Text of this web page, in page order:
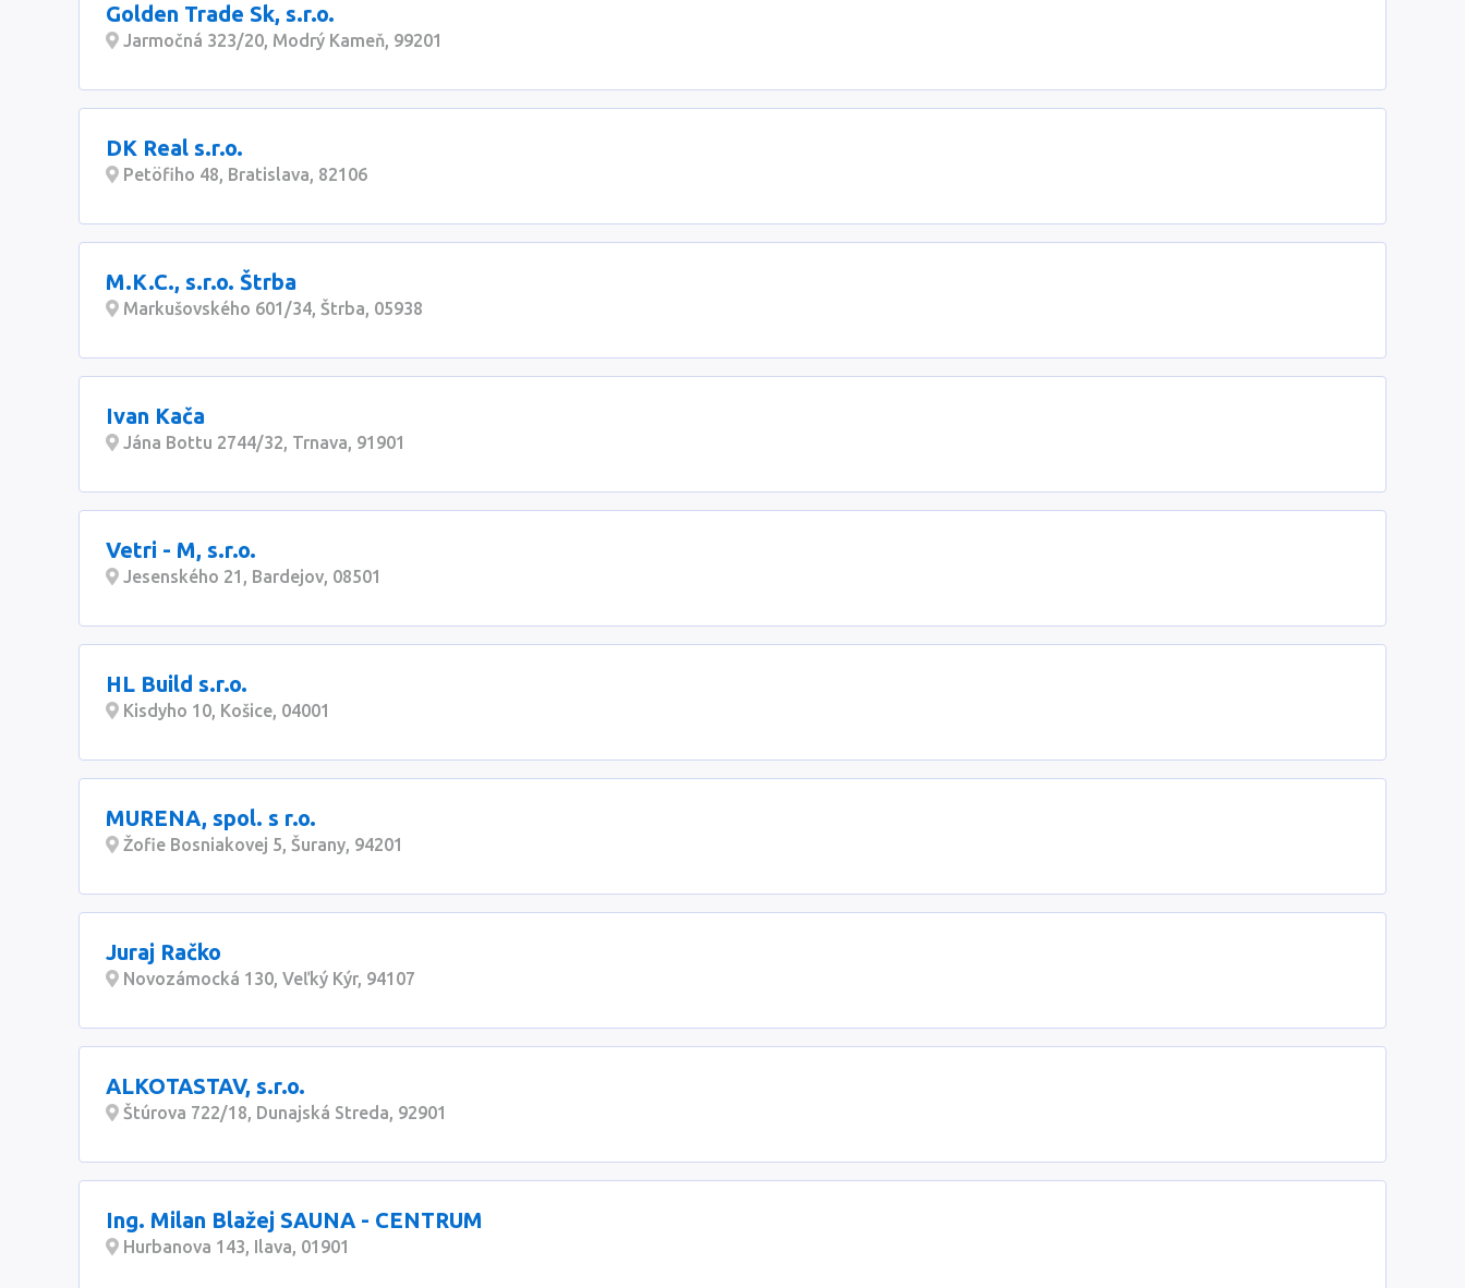
Golden Trade Sk, s.r.o.
Jarmočná 323/20, Modrý Kameň, 99201
DK Real s.r.o.
Petöfiho 48, Bratislava, 82106
M.K.C., s.r.o. Štrba
Markušovského 601/34, Štrba, 05938
Ivan Kača
Jána Bottu 2744/32, Trnava, 91901
Vetri - M, s.r.o.
Jesenského 21, Bardejov, 08501
HL Build s.r.o.
Kisdyho 10, Košice, 04001
MURENA, spol. s r.o.
Žofie Bosniakovej 5, Šurany, 94201
Juraj Račko
Novozámocká 130, Veľký Kýr, 94107
ALKOTASTAV, s.r.o.
Štúrova 722/18, Dunajská Streda, 92901
Ing. Milan Blažej SAUNA - CENTRUM
Hurbanova 143, Ilava, 01901